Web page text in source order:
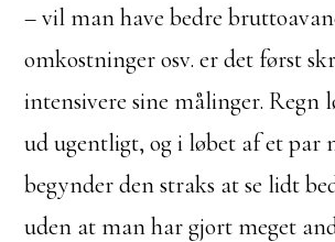
– vil man have bedre
omkostninger osv. er det først
intensivere sine målinger. Regn
ud ugentligt, og i løbet af et par
begynder den straks at se lidt
uden at man har gjort meget